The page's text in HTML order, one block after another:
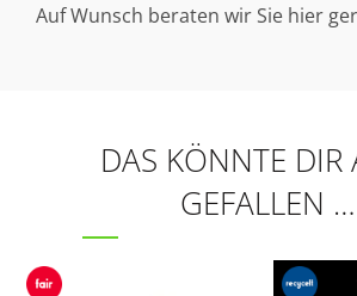
Auf Wunsch beraten wir Sie hier
DAS KÖNNTE DIR
GEFALLEN …